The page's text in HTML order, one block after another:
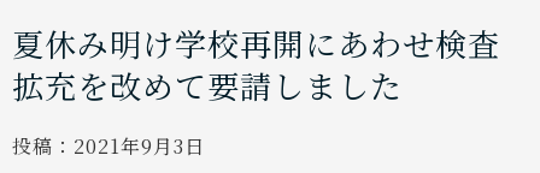
夏休み明け学校再開にあわせ検査
拡充を改めて要請しました
投稿： 2021年9月3日